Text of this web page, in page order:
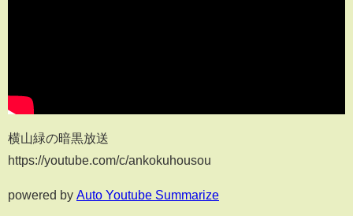
横山緑の暗黒放送
https://youtube.com/c/ankokuhousou
powered by Auto Youtube Summarize